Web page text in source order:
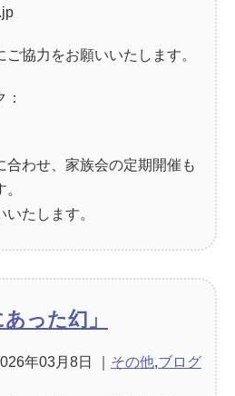
協力をお願いいたします。
合わせ、家族会の定期開催も
たします。
った幻」
年03月8日 その他,ブログ